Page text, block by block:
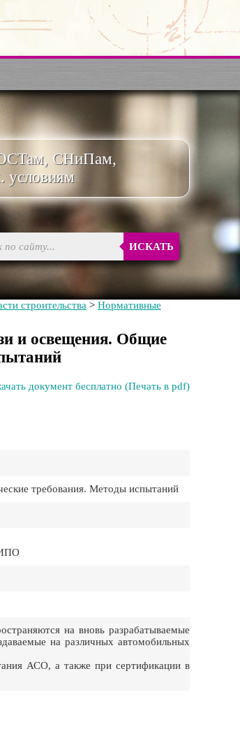
СНиПам,
условиям
ИСКАТЬ
строительства > Нормативные
и освещения. Общие
документ бесплатно (Печать в pdf)
требования. Методы испытаний
на вновь разрабатываемые
на различных автомобильных
АСО, а также при сертификации в